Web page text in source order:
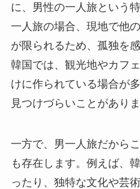
に、男性の一人旅という
一人旅の場合、現地で他
が限られるため、孤独を
韓国では、観光地やカフ
けに作られている場合が
見つけづらいことがありま
一方で、男一人旅だから
も存在します。例えば、
ったり、独特な文化や芸